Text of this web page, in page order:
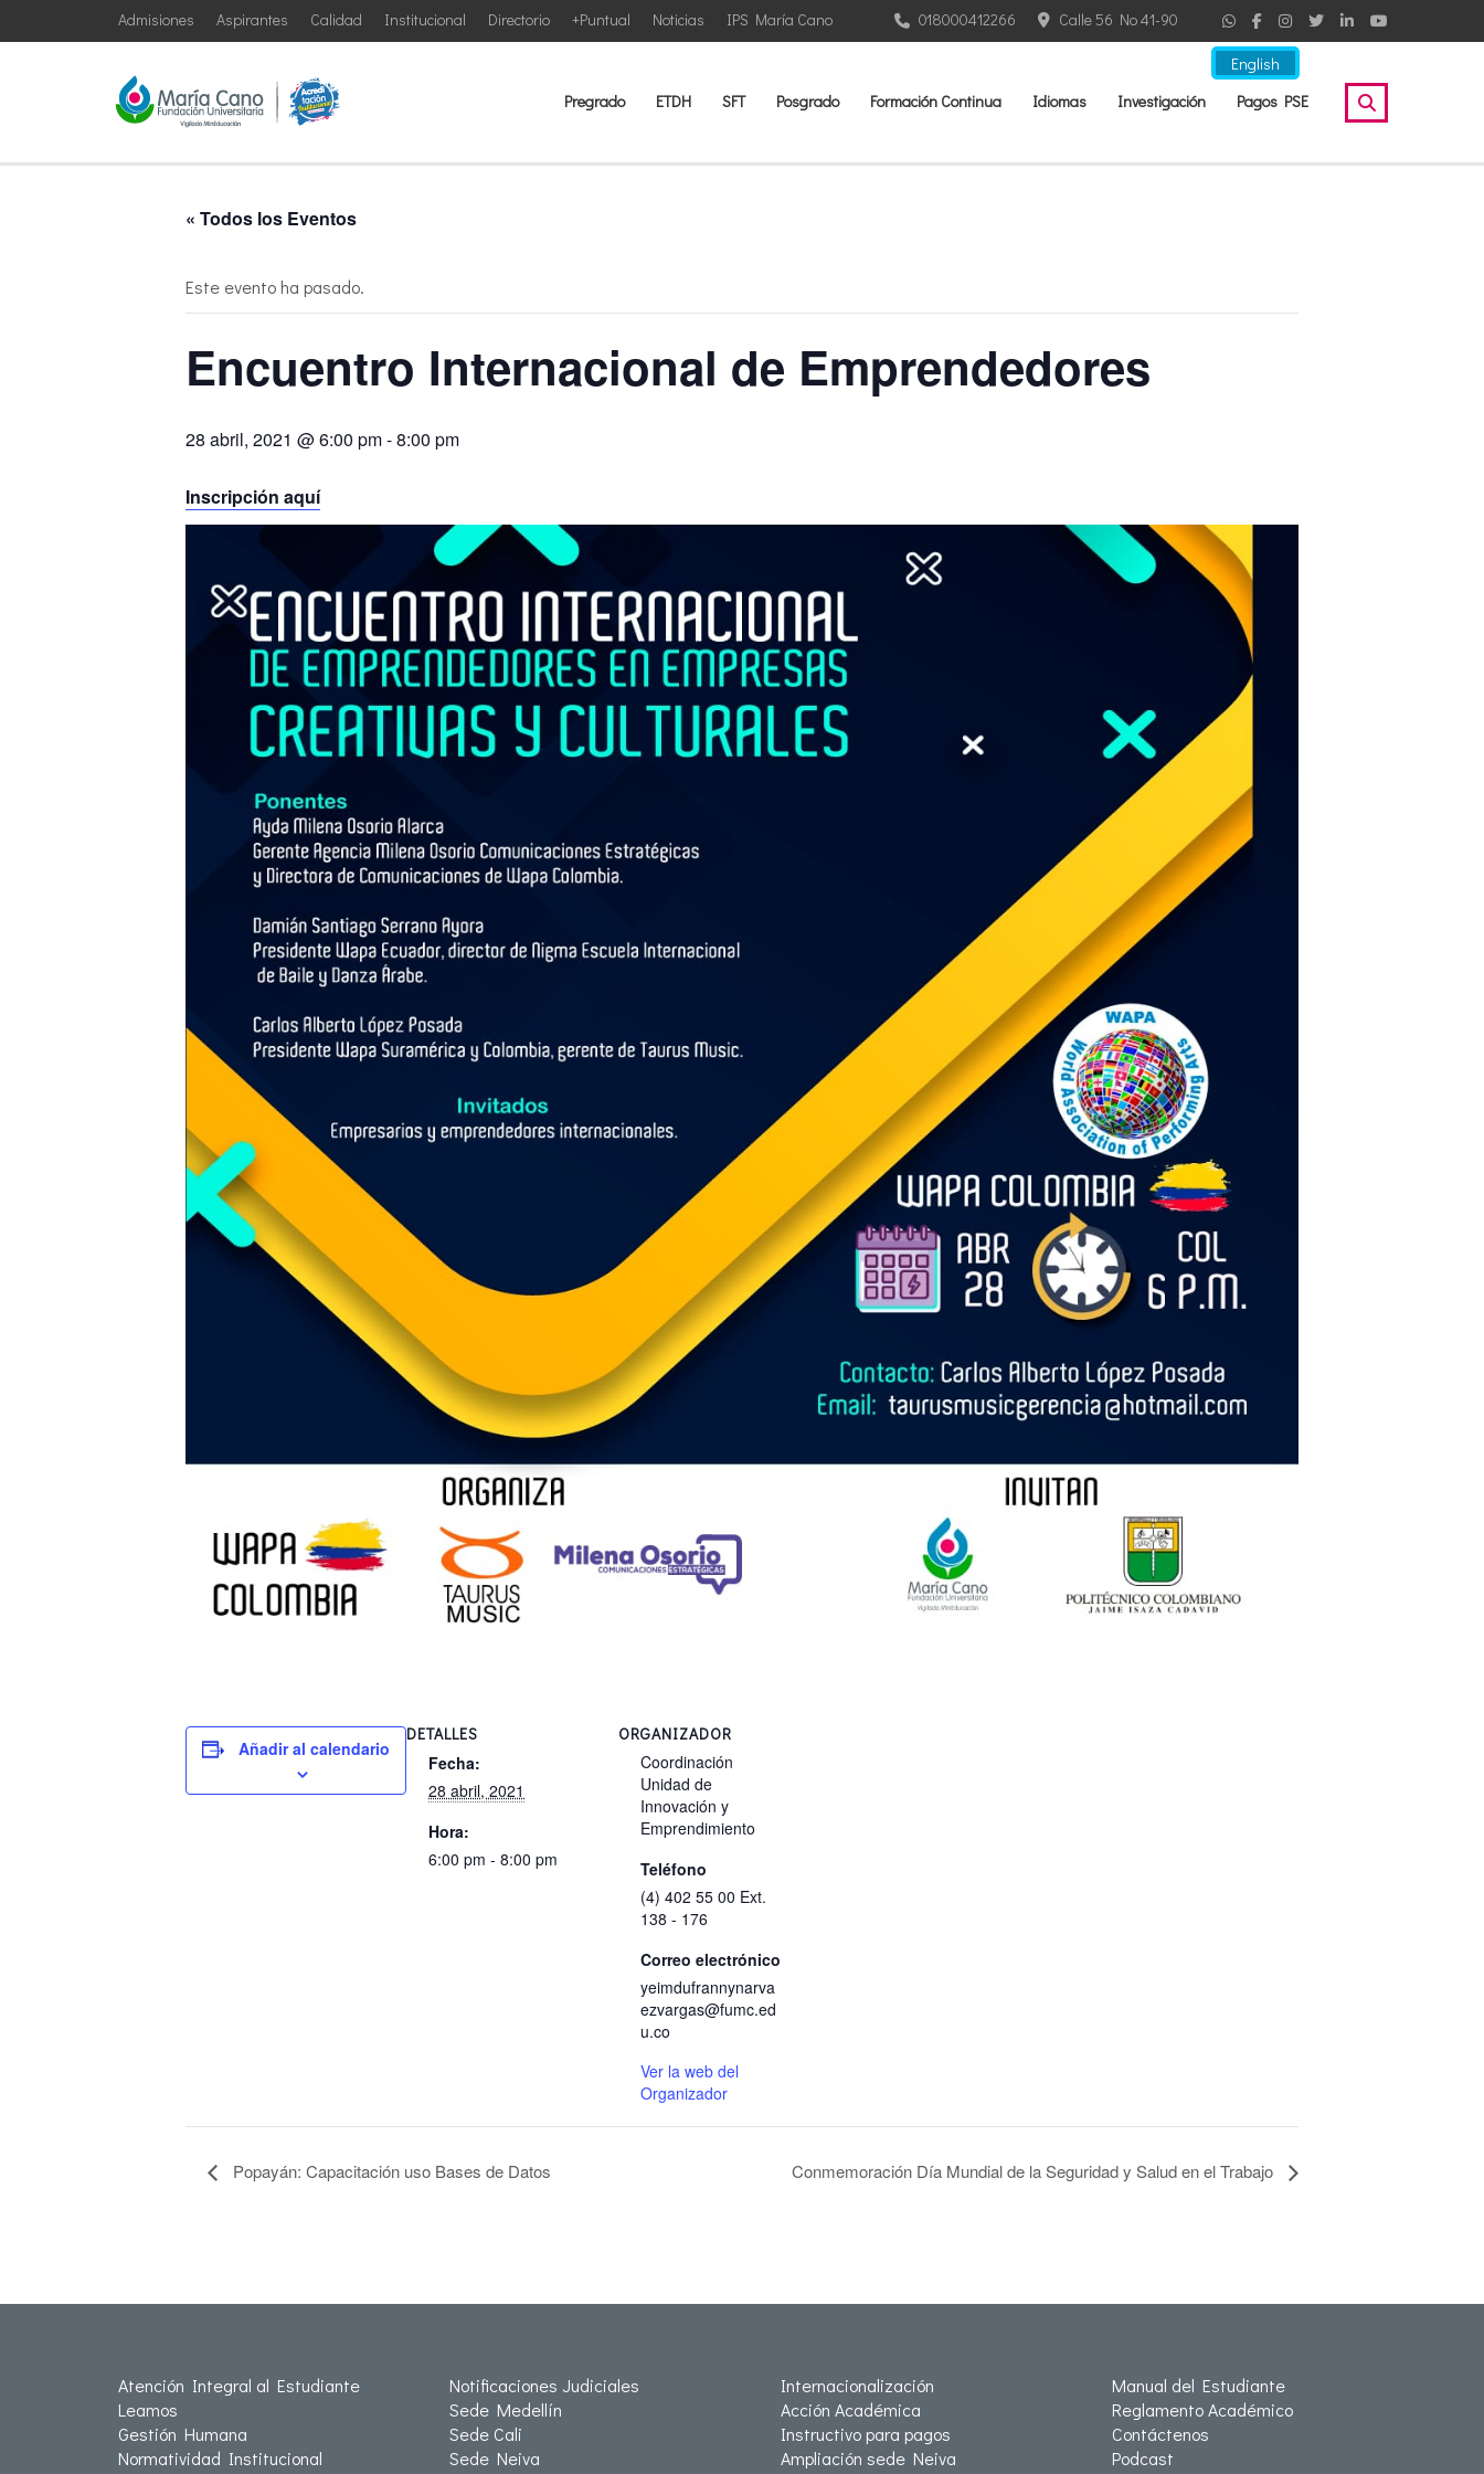
English
IPS María Cano
Noticias
+Puntual
Directorio
Institucional
Calidad
Aspirantes
Admisiones Calle 56 No 41-90
018000412266
Pregrado ETDH SFT Posgrado Formación Continua Idiomas Investigación Pagos PSE
« Todos los Eventos
Este evento ha pasado.
Encuentro Internacional de Emprendedores
28 abril, 2021 @ 6:00 pm-8:00 pm
Inscripción aquí
Añadir al calendario
DETALLES
Fecha:
28 abril, 2021
Hora:
6:00 pm - 8:00 pm
ORGANIZADOR
Coordinación
Unidad de
Innovación y
Emprendimiento
Teléfono
(4) 402 55 00 Ext.
138 - 176
Correo electrónico
yeimdufrannynarva
ezvargas@fumc.ed
u.co
Ver la web del
Organizador
Popayán: Capacitación uso Bases de Datos Conmemoración Día Mundial de la Seguridad y Salud en el Trabajo
Atención Integral al Estudiante
Leamos
Gestión Humana
Normatividad Institucional
Notificaciones Judiciales
Sede Medellín
Sede Cali
Sede Neiva
Internacionalización
Acción Académica
Instructivo para pagos
Ampliación sede Neiva
Manual del Estudiante
Reglamento Académico
Contáctenos
Podcast